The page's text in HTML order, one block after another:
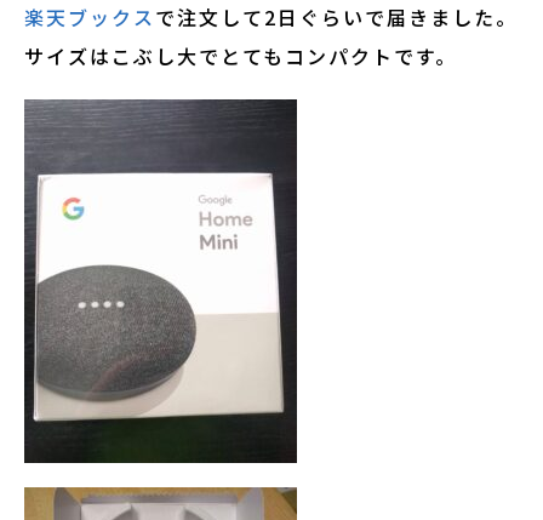
楽天ブックスで注文して2日ぐらいで届きました。
サイズはこぶし大でとてもコンパクトです。